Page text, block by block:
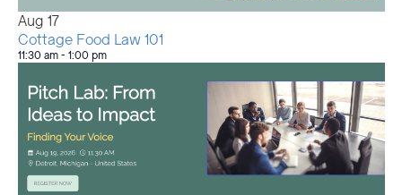
Aug 17
Cottage Food Law 101
11:30 am- 1:00 pm